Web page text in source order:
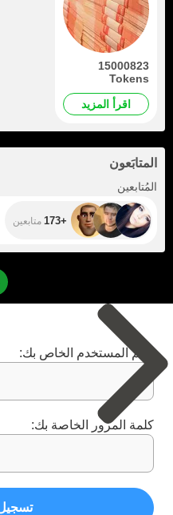
15000823
Tokens
اقرأ المزيد
المتابَعون
المُتابعين
+173 متابعين
اسم المستخدم الخاص بك:
كلمة المرور الخاصة بك: